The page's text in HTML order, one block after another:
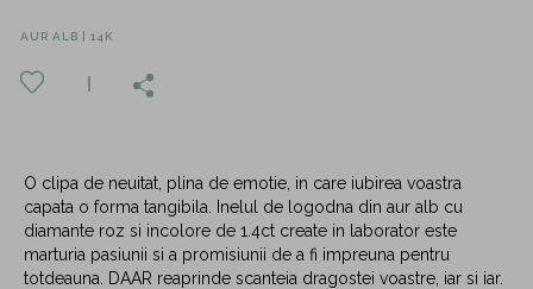
AUR ALB | 14K
O clipa de neuitat, plina de emotie, in care iubirea voastra
capata o forma tangibila. Inelul de logodna din aur alb cu
diamante roz si incolore de 1.4ct create in laborator este
marturia pasiunii si a promisiunii de a fi impreuna pentru
totdeauna. DAAR reaprinde scanteia dragostei voastre, iar si iar.